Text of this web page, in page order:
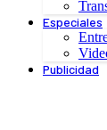
Especiales
Publicidad